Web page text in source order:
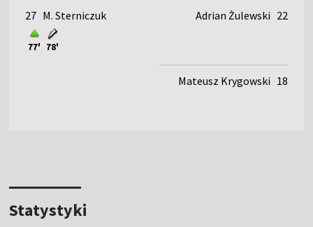
27 M. Sterniczuk
77' 78'
Adrian Żulewski 22
Mateusz Krygowski 18
Statystyki